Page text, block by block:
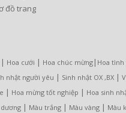
đồ trang
| Hoa cưới | Hoa chúc mừng | Hoa tình
nhật người yêu | Sinh nhật OX ,BX |
| Hoa mừng tốt nghiệp | Hoa sinh
| Màu trắng | Màu vàng | Màu